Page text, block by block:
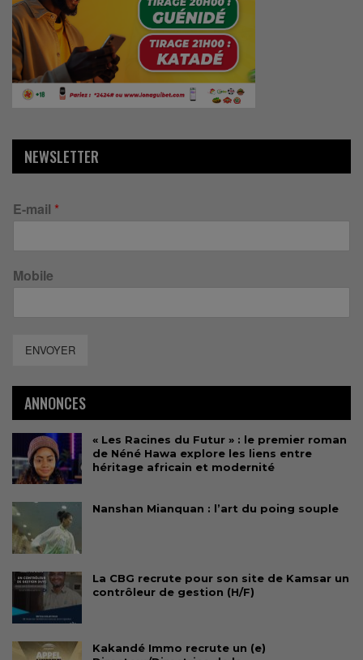
NEWSLETTER
E-mail *
Mobile
ENVOYER
ANNONCES
« Les Racines du Futur » : le premier roman
de Néné Hawa explore les liens entre
héritage africain et modernité
Nanshan Mianquan : l’art du poing souple
La CBG recrute pour son site de Kamsar un
contrôleur de gestion (H/F)
Kakandé Immo recrute un (e)